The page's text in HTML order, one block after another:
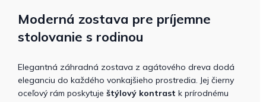
Moderná zostava pre príjemne
stolovanie s rodinou
Elegantná záhradná zostava z agátového dreva dodá
eleganciu do každého vonkajšieho prostredia. Jej čierny
oceľový rám poskytuje štýlový kontrast k prírodnému